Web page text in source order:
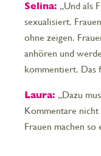
Selina: „Und als
sexualisiert.
ohne zeigen.
anhören und
kommentiert. Das
Laura: „Dazu
Kommentare
Frauen machen so